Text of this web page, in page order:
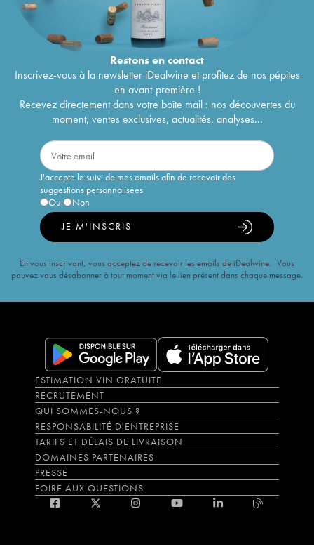
Restons encontact
Inscrivez-vous à la newsletter iDealwine et profitez de nos pépites
en avant-première !
Recevez directement dans votre boîte mail : nos découvertes du
moment, ventes exclusives, actualités, analyses...
J'accepte le suivi de mes emails afin de recevoir des
suggestions personnalisées
Oui
Non
JE M'INSCRIS
En vous inscrivant, vous acceptez de recevoir les emails de iDealwine. Vous
pouvez vous désabonner à tout moment via le lien présent dans chaque message.
ESTIMATION VIN GRATUITE
RECRUTEMENT
QUI SOMMES-NOUS ?
RESPONSABILITÉ D'ENTREPRISE
TARIFS ET DÉLAIS DE LIVRAISON
DOMAINES PARTENAIRES
PRESSE
FOIRE AUX QUESTIONS